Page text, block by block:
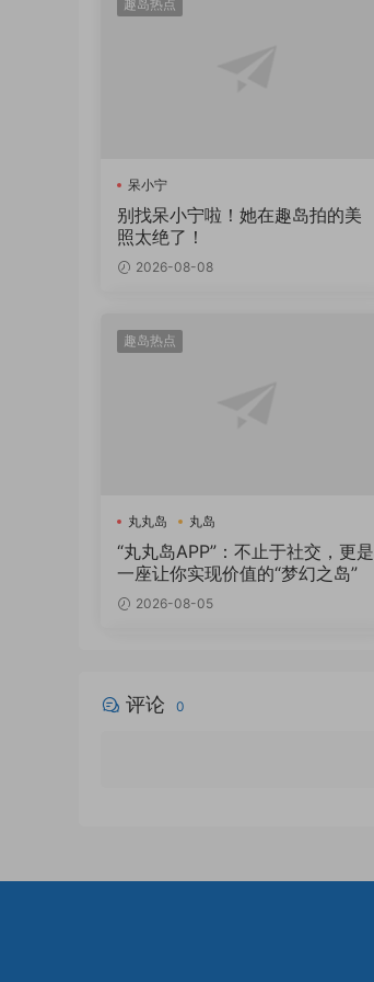
趣岛热点
呆小宁
别找呆小宁啦！她在趣岛拍的美
照太绝了！
2026-08-08
趣岛热点
丸丸岛 丸岛
“丸丸岛APP”：不止于社交，更是
一座让你实现价值的“梦幻之岛”
2026-08-05
评论 0